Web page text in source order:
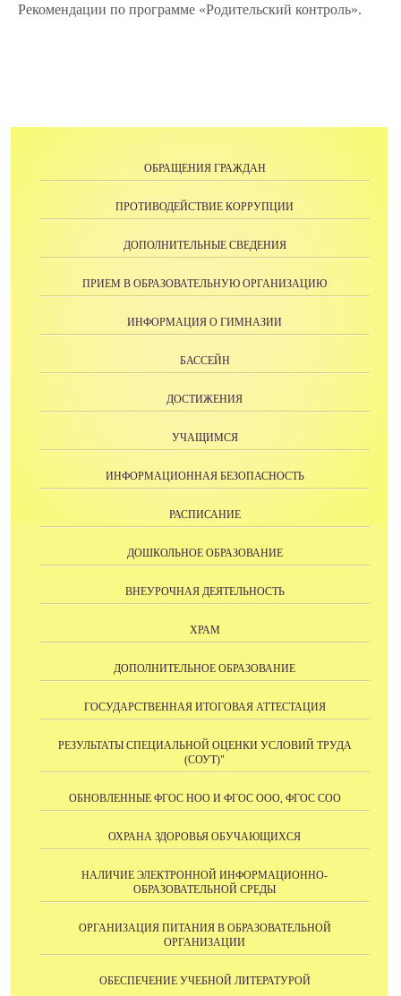
Рекомендации по программе «Родительский контроль».
ОБРАЩЕНИЯ ГРАЖДАН
ПРОТИВОДЕЙСТВИЕ КОРРУПЦИИ
ДОПОЛНИТЕЛЬНЫЕ СВЕДЕНИЯ
ПРИЕМ В ОБРАЗОВАТЕЛЬНУЮ ОРГАНИЗАЦИЮ
ИНФОРМАЦИЯ О ГИМНАЗИИ
БАССЕЙН
ДОСТИЖЕНИЯ
УЧАЩИМСЯ
ИНФОРМАЦИОННАЯ БЕЗОПАСНОСТЬ
РАСПИСАНИЕ
ДОШКОЛЬНОЕ ОБРАЗОВАНИЕ
ВНЕУРОЧНАЯ ДЕЯТЕЛЬНОСТЬ
ХРАМ
ДОПОЛНИТЕЛЬНОЕ ОБРАЗОВАНИЕ
ГОСУДАРСТВЕННАЯ ИТОГОВАЯ АТТЕСТАЦИЯ
РЕЗУЛЬТАТЫ СПЕЦИАЛЬНОЙ ОЦЕНКИ УСЛОВИЙ ТРУДА
(СОУТ)"
ОБНОВЛЕННЫЕ ФГОС НОО И ФГОС ООО, ФГОС СОО
ОХРАНА ЗДОРОВЬЯ ОБУЧАЮЩИХСЯ
НАЛИЧИЕ ЭЛЕКТРОННОЙ ИНФОРМАЦИОННО-
ОБРАЗОВАТЕЛЬНОЙ СРЕДЫ
ОРГАНИЗАЦИЯ ПИТАНИЯ В ОБРАЗОВАТЕЛЬНОЙ
ОРГАНИЗАЦИИ
ОБЕСПЕЧЕНИЕ УЧЕБНОЙ ЛИТЕРАТУРОЙ